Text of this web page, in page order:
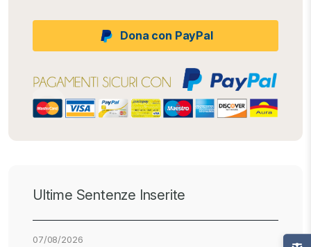
Dona con PayPal
Ultime Sentenze Inserite
07/08/2026